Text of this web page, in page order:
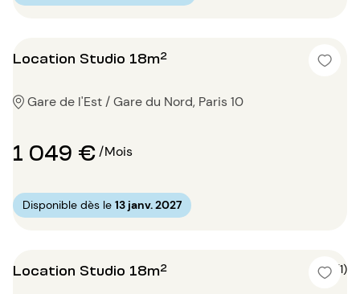
Location Studio 18m²
Gare de l'Est / Gare du Nord, Paris 10
1 049 €/Mois
Disponible dès le 13 janv. 2027
Location Studio 18m² 5 (1)